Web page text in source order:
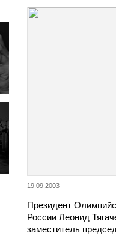
19.09.2003
Президент
России Леонид
заместитель